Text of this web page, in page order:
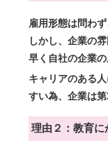
雇用形態は問わ
しかし、企業の
早く自社の企業
キャリアのある
すい為、企業は
理由２：教育に